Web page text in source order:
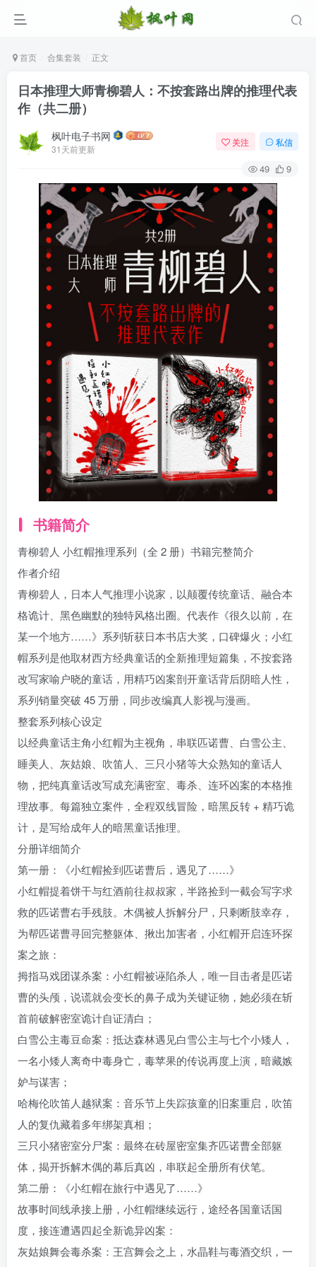
首页 合集套装 正文
日本推理大师青柳碧人：不按套路出牌的推理代表
作（共二册）
枫叶电子书网
31天前更新
关注 私信
49 9
书籍简介
青柳碧人 小红帽推理系列（全 2 册）书籍完整简介
作者介绍
青柳碧人，日本人气推理小说家，以颠覆传统童话、融合本
格诡计、黑色幽默的独特风格出圈。代表作《很久以前，在
某一个地方……》系列斩获日本书店大奖，口碑爆火；小红
帽系列是他取材西方经典童话的全新推理短篇集，不按套路
改写家喻户晓的童话，用精巧凶案剖开童话背后阴暗人性，
系列销量突破 45 万册，同步改编真人影视与漫画。
整套系列核心设定
以经典童话主角小红帽为主视角，串联匹诺曹、白雪公主、
睡美人、灰姑娘、吹笛人、三只小猪等大众熟知的童话人
物，把纯真童话改写成充满密室、毒杀、连环凶案的本格推
理故事。每篇独立案件，全程双线冒险，暗黑反转 + 精巧诡
计，是写给成年人的暗黑童话推理。
分册详细简介
第一册：《小红帽捡到匹诺曹后，遇见了……》
小红帽提着饼干与红酒前往叔叔家，半路捡到一截会写字求
救的匹诺曹右手残肢。木偶被人拆解分尸，只剩断肢幸存，
为帮匹诺曹寻回完整躯体、揪出加害者，小红帽开启连环探
案之旅：
拇指马戏团谋杀案：小红帽被诬陷杀人，唯一目击者是匹诺
曹的头颅，说谎就会变长的鼻子成为关键证物，她必须在斩
首前破解密室诡计自证清白；
白雪公主毒豆命案：抵达森林遇见白雪公主与七个小矮人，
一名小矮人离奇中毒身亡，毒苹果的传说再度上演，暗藏嫉
妒与谋害；
哈梅伦吹笛人越狱案：音乐节上失踪孩童的旧案重启，吹笛
人的复仇藏着多年绑架真相；
三只小猪密室分尸案：最终在砖屋密室集齐匹诺曹全部躯
体，揭开拆解木偶的幕后真凶，串联起全册所有伏笔。
第二册：《小红帽在旅行中遇见了……》
故事时间线承接上册，小红帽继续远行，途经各国童话国
度，接连遭遇四起全新诡异凶案：
灰姑娘舞会毒杀案：王宫舞会之上，水晶鞋与毒酒交织，一
登录
没有账号？立即注册
用户名/手机号/邮箱
登录密码
记住登录 找回密码 免密登录
登录
社交账号登录